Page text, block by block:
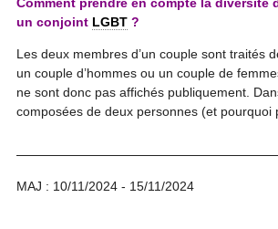
un conjoint LGBT?
Les deux membres d’un couple sont traités
un couple d’hommes ou un couple de
ne sont donc pas affichés publiquement.
composées de deux personnes (et pourquoi
MAJ : 10/11/2024 - 15/11/2024